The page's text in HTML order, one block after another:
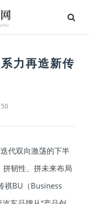
力再造新传
50
代双向激荡的下半
韧性、拼未来布局
祺BU（Business